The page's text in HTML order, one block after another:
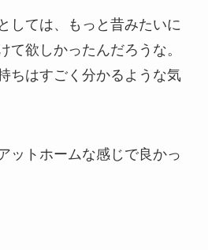
しては、もっと昔みたいに
て欲しかったんだろうな。
ちはすごく分かるような気
ットホームな感じで良かっ